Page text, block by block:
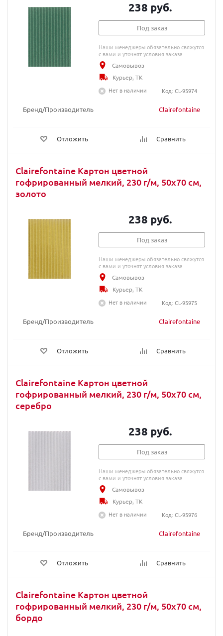
Бренд/Производитель Clairefontaine
Отложить Сравнить
238 руб.
Под заказ
Наши менеджеры обязательно свяжутся
с вами и уточнят условия заказа
Самовывоз
Курьер, ТК
Нет в наличии
Код: CL-95974
Clairefontaine Картон цветной
гофрированный мелкий, 230 г/м, 50х70 см,
золото
Бренд/Производитель Clairefontaine
Отложить Сравнить
238 руб.
Под заказ
Наши менеджеры обязательно свяжутся
с вами и уточнят условия заказа
Самовывоз
Курьер, ТК
Нет в наличии
Код: CL-95975
Clairefontaine Картон цветной
гофрированный мелкий, 230 г/м, 50х70 см,
серебро
Бренд/Производитель Clairefontaine
Отложить Сравнить
238 руб.
Под заказ
Наши менеджеры обязательно свяжутся
с вами и уточнят условия заказа
Самовывоз
Курьер, ТК
Нет в наличии
Код: CL-95976
Clairefontaine Картон цветной
гофрированный мелкий, 230 г/м, 50х70 см,
бордо